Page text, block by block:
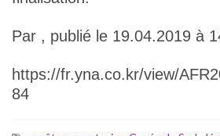
Par , publié le 19.04.2019 à
https://fr.yna.co.kr/view/
84